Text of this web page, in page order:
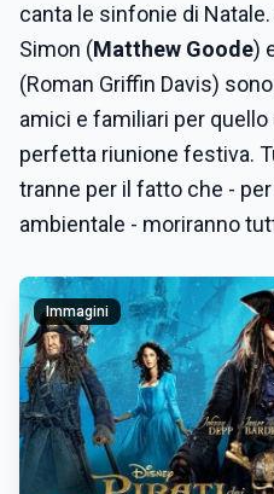
canta le sinfonie di
Simon (Matthew Goode)
(Roman Griffin Davis)
amici e familiari per
perfetta riunione festiva.
tranne per il fatto che -
ambientale - moriranno
Immagini